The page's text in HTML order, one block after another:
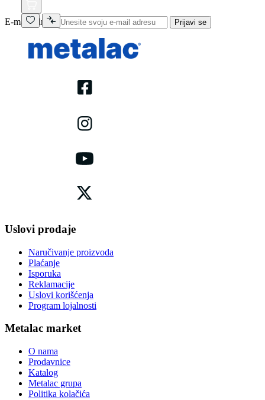
E-mail adresa Prijavi se
Uslovi prodaje
Naručivanje proizvoda
Plaćanje
Isporuka
Reklamacije
Uslovi korišćenja
Program lojalnosti
Metalac market
O nama
Prodavnice
Katalog
Metalac grupa
Politika kolačića